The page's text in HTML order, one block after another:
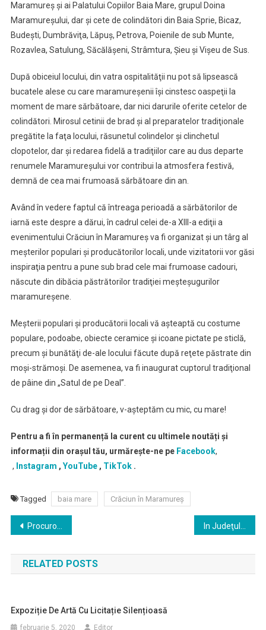
Maramureş şi ai Palatului Copiilor Baia Mare, grupul Doina
Maramureşului, dar şi cete de colindători din Baia Sprie, Bicaz,
Budeşti, Dumbrăviţa, Lăpuş, Petrova, Poienile de sub Munte,
Rozavlea, Satulung, Săcălăşeni, Strâmtura, Şieu şi Vişeu de Sus.
După obiceiul locului, din vatra ospitalităţii nu pot să lipsească
bucatele alese cu care maramureşenii îşi cinstesc oaspeţii la
moment de mare sărbătoare, dar nici darurile oferite cetelor de
colindători. Mirosul cetinii de brad şi al preparatelor tradiţionale
pregătite la faţa locului, răsunetul colindelor şi clinchetul
clopotelor, dar şi redarea fidelă a tradiţiilor care au dus departe
renumele Maramureşului vor contribui la atmosfera festivă,
demnă de cea mai frumoasă sărbătoare din an.
Având în vedere faptul că întreaga perioadă a sărbătorilor de
iarnă este despre a dărui, în cadrul celei de-a XIII-a ediţii a
evenimentului Crăciun în Maramureş va fi organizat şi un târg al
meşterilor populari şi producătorilor locali, unde vizitatorii vor găsi
inspiraţia pentru a pune sub brad cele mai frumoase cadouri,
născute din dibăcia păstrătorilor tradiţiei meşteşugurilor
maramureşene.
Meşterii populari şi producătorii locali vă aşteaptă cu costume
populare, podoabe, obiecte ceramice şi icoane pictate pe sticlă,
precum şi bunătăţi de-ale locului făcute după reţete păstrate din
moşi-strămoşi. De asemenea, va fi inaugurat cuptorul tradiţional
de pâine din „Satul de pe Deal”.
Cu drag şi dor de sărbătoare, v-aşteptăm cu mic, cu mare!
Pentru a fi în permanență la curent cu ultimele noutăți și
informații din orașul tău, urmărește-ne pe Facebook,
, Instagram , YouTube, TikTok.
Tagged baia mare Crăciun în Maramureş
Navigare
în
articole
Procurorii din cadrul Directiei Naţionale Anticorupţie au dispus trimiterea în judecată, în stare de arest preventiv, a inculpatului DONCIU VIOREL-ANDREI şi în stare de libertate a inculpaţilor FILIP ADRIAN-NICOLAE, BELEA VASILE-IONUŢ
RELATED POSTS
Expoziție De Artă Cu Licitație Silențioasă
februarie 5, 2020 Editor